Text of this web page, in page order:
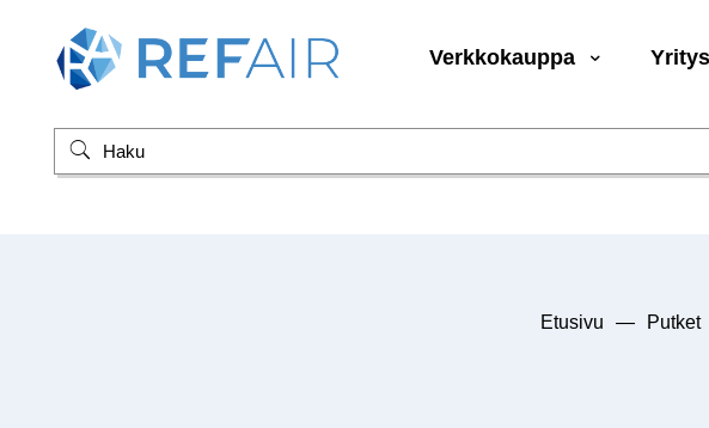
Verkkokauppa Yritys
Etusivu — Putket